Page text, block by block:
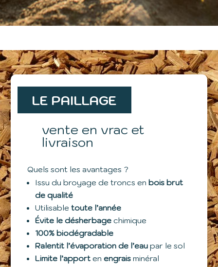
LE PAILLAGE
vente en vrac et
livraison
Quels sont les avantages ?
Issu du broyage de troncs en bois brut
de qualité
Utilisable toute l’année
Évite le désherbage chimique
100% biodégradable
Ralentit l’évaporation de l’eau par le sol
Limite l’apporten engraisminéral